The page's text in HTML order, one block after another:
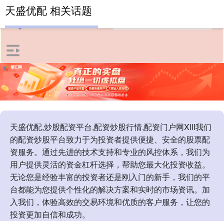
天盛优配,炒股配资平台,配资炒股行情,配资门户网XIII‌我们
的配资炒股平台致力于为投资者提供便捷、安全的股票配
资服务。通过先进的技术支持和专业的风控体系，我们为
用户提供灵活的资金杠杆选择，帮助您最大化投资收益。
无论您是经验丰富的投资者还是刚入门的新手，我们的平
台都能为您提供个性化的解决方案和实时的市场资讯。加
入我们，体验高效的交易环境和优质的客户服务，让您的
投资更加自信和成功。
天盛优配 相关话题